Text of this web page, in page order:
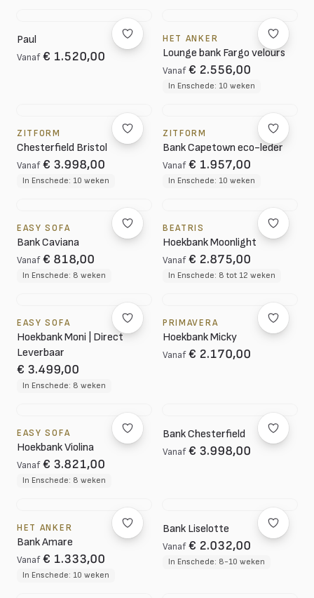
Paul
Vanaf € 1.520,00
HET ANKER
Lounge bank Fargo velours
Vanaf € 2.556,00
In Enschede: 10 weken
ZITFORM
Chesterfield Bristol
Vanaf € 3.998,00
In Enschede: 10 weken
ZITFORM
Bank Capetown eco-leder
Vanaf € 1.957,00
In Enschede: 10 weken
EASY SOFA
Bank Caviana
Vanaf € 818,00
In Enschede: 8 weken
BEATRIS
Hoekbank Moonlight
Vanaf € 2.875,00
In Enschede: 8 tot 12 weken
EASY SOFA
Hoekbank Moni | Direct
Leverbaar
€ 3.499,00
In Enschede: 8 weken
PRIMAVERA
Hoekbank Micky
Vanaf € 2.170,00
EASY SOFA
Hoekbank Violina
Vanaf € 3.821,00
In Enschede: 8 weken
Bank Chesterfield
Vanaf € 3.998,00
HET ANKER
Bank Amare
Vanaf € 1.333,00
In Enschede: 10 weken
Bank Liselotte
Vanaf € 2.032,00
In Enschede: 8-10 weken